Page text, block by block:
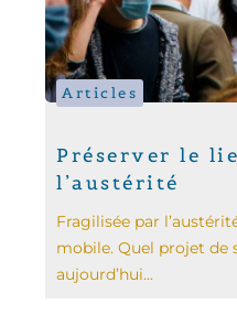
Articles
Préserver le
l’austérité
Fragilisée par
mobile. Quel projet de
aujourd’hui...